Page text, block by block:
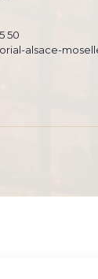
50
alsace-